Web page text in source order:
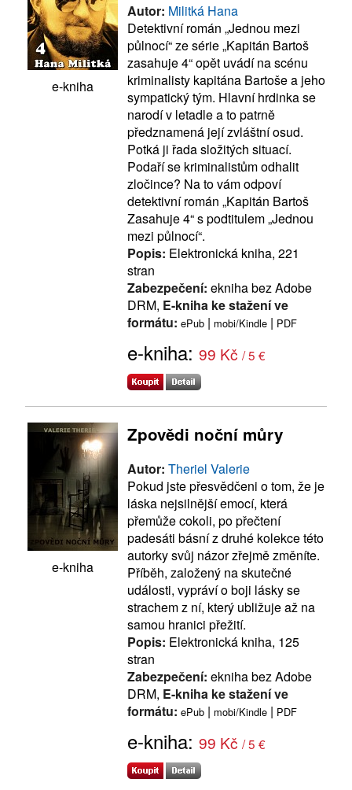
e-kniha
Autor: Militká Hana
Detektivní román „Jednou mezi
půlnocí“ ze série „Kapitán Bartoš
zasahuje 4“ opět uvádí na scénu
kriminalisty kapitána Bartoše a jeho
sympatický tým. Hlavní hrdinka se
narodí v letadle a to patrně
předznamená její zvláštní osud.
Potká ji řada složitých situací.
Podaří se kriminalistům odhalit
zločince? Na to vám odpoví
detektivní román „Kapitán Bartoš
Zasahuje 4“ s podtitulem „Jednou
mezi půlnocí“.
Popis: Elektronická kniha, 221
stran
Zabezpečení: ekniha bez Adobe
DRM, E-kniha ke stažení ve
formátu: ePub | mobi/Kindle | PDF
e-kniha: 99 Kč / 5 €
e-kniha
Zpovědi noční můry
Autor: Theriel Valerie
Pokud jste přesvědčeni o tom, že je
láska nejsilnější emocí, která
přemůže cokoli, po přečtení
padesáti básní z druhé kolekce této
autorky svůj názor zřejmě změníte.
Příběh, založený na skutečné
události, vypráví o boji lásky se
strachem z ní, který ubližuje až na
samou hranici přežití.
Popis: Elektronická kniha, 125
stran
Zabezpečení: ekniha bez Adobe
DRM, E-kniha ke stažení ve
formátu: ePub | mobi/Kindle | PDF
e-kniha: 99 Kč / 5 €